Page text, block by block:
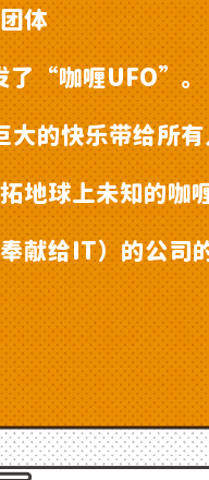
体
了“咖喱UFO”。
的快乐带给所
地球上未知的咖
献给IT）的公司